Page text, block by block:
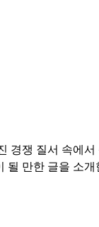
쟁 질서 속에
만한 글을 소